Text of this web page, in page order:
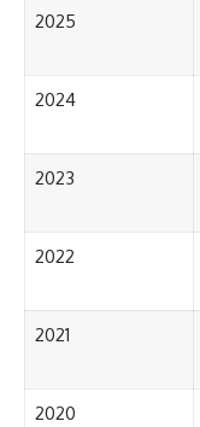
2025
2024
2023
2022
2021
2020